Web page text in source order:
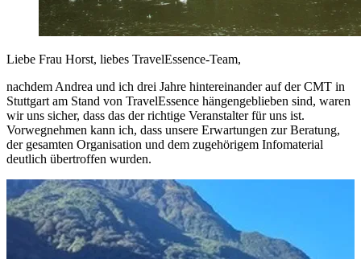
Liebe Frau Horst, liebes TravelEssence-Team,
nachdem Andrea und ich drei Jahre hintereinander auf der CMT in
Stuttgart am Stand von TravelEssence hängengeblieben sind, waren
wir uns sicher, dass das der richtige Veranstalter für uns ist.
Vorwegnehmen kann ich, dass unsere Erwartungen zur Beratung,
der gesamten Organisation und dem zugehörigem Infomaterial
deutlich übertroffen wurden.